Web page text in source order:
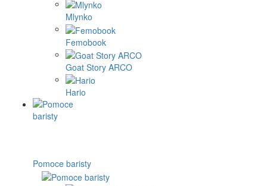
Mlynko
Femobook
Goat Story ARCO
Hario
Pomoce baristy